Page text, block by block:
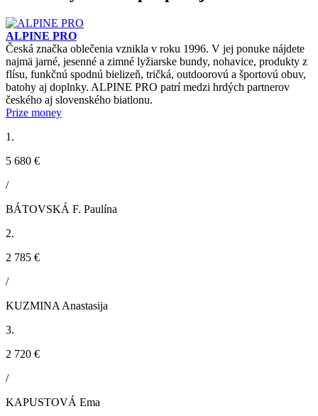
ALPINE PRO
Česká značka oblečenia vznikla v roku 1996. V jej ponuke nájdete
najmä jarné, jesenné a zimné lyžiarske bundy, nohavice, produkty z
flísu, funkčnú spodnú bielizeň, tričká, outdoorovú a športovú obuv,
batohy aj doplnky. ALPINE PRO patrí medzi hrdých partnerov
českého aj slovenského biatlonu.
Prize money
1.
5 680 €
/
BÁTOVSKÁ F. Paulína
2.
2 785 €
/
KUZMINA Anastasija
3.
2 720 €
/
KAPUSTOVÁ Ema